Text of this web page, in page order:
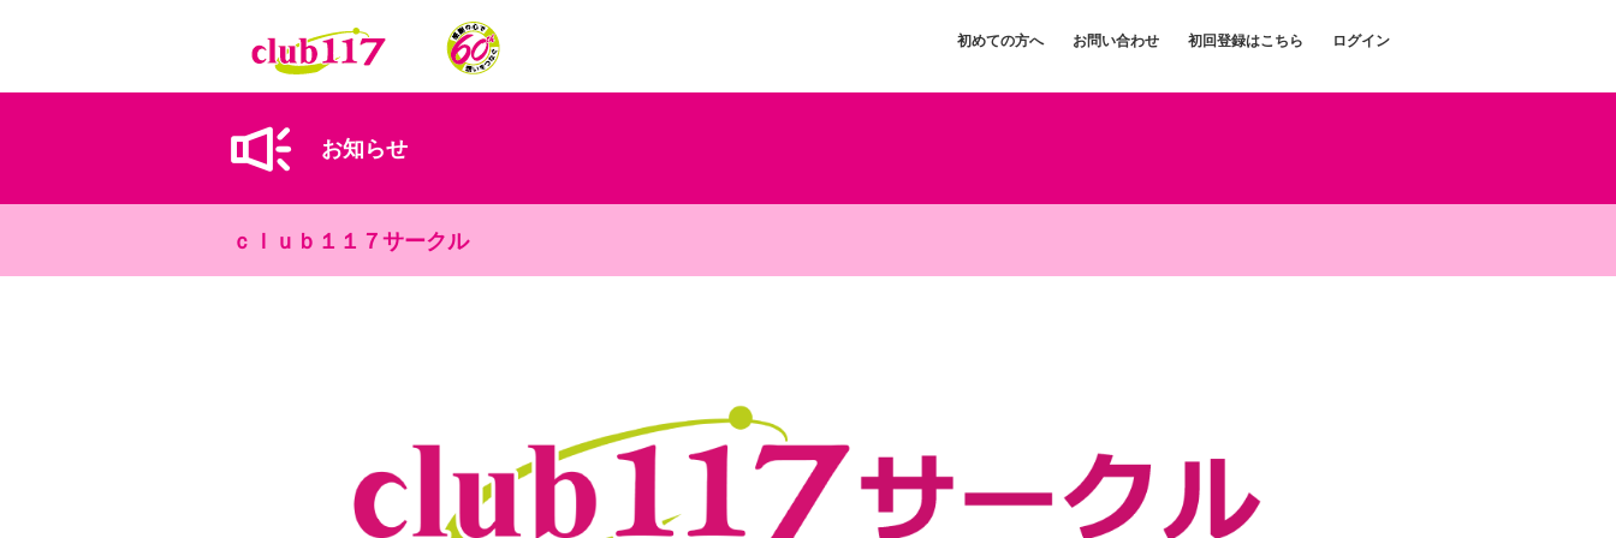
初めての方へ お問い合わせ 初回登録はこちら ログイン
お知らせ
ｃｌｕｂ１１７サークル